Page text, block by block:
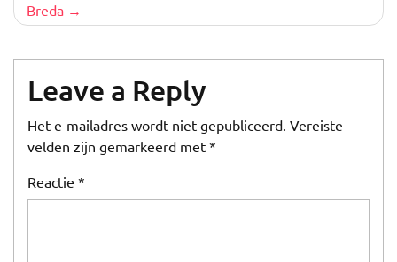
Breda
Leave a Reply
Het e-mailadres wordt niet gepubliceerd. Vereiste
velden zijn gemarkeerd met *
Reactie *